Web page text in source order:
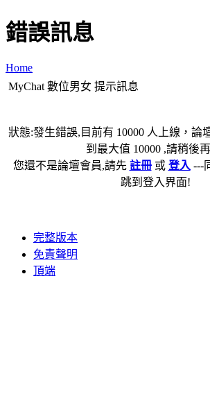
錯誤訊息
Home
MyChat 數位男女 提示訊息
狀態:發生錯誤,目前有 10000 人上線，論
到最大值 10000 ,請稍後
您還不是論壇會員,請先 註冊或 登入 ---
跳到登入界面!
完整版本
免責聲明
頂端